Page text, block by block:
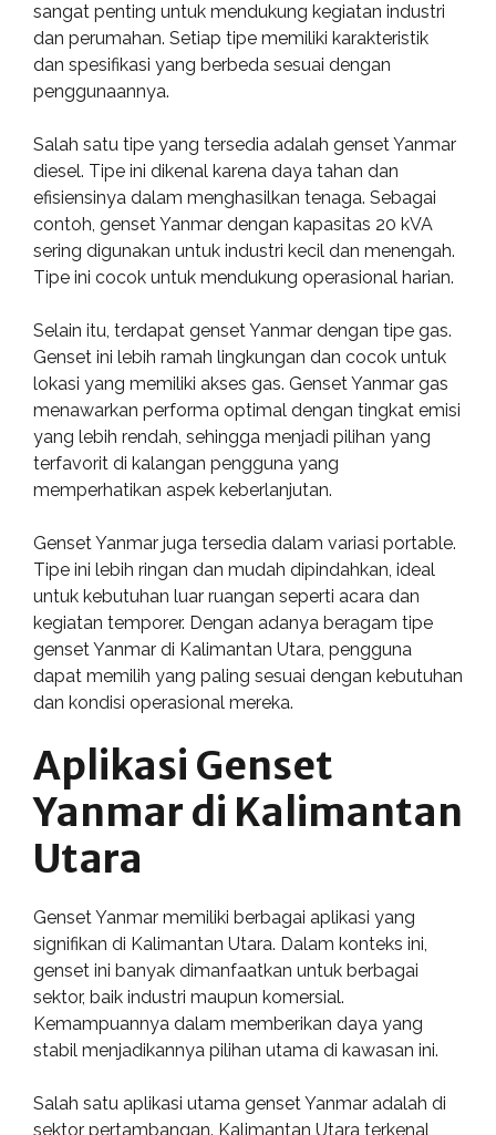
sangat penting untuk mendukung kegiatan industri
dan perumahan. Setiap tipe memiliki karakteristik
dan spesifikasi yang berbeda sesuai dengan
penggunaannya.
Salah satu tipe yang tersedia adalah genset Yanmar
diesel. Tipe ini dikenal karena daya tahan dan
efisiensinya dalam menghasilkan tenaga. Sebagai
contoh, genset Yanmar dengan kapasitas 20 kVA
sering digunakan untuk industri kecil dan menengah.
Tipe ini cocok untuk mendukung operasional harian.
Selain itu, terdapat genset Yanmar dengan tipe gas.
Genset ini lebih ramah lingkungan dan cocok untuk
lokasi yang memiliki akses gas. Genset Yanmar gas
menawarkan performa optimal dengan tingkat emisi
yang lebih rendah, sehingga menjadi pilihan yang
terfavorit di kalangan pengguna yang
memperhatikan aspek keberlanjutan.
Genset Yanmar juga tersedia dalam variasi portable.
Tipe ini lebih ringan dan mudah dipindahkan, ideal
untuk kebutuhan luar ruangan seperti acara dan
kegiatan temporer. Dengan adanya beragam tipe
genset Yanmar di Kalimantan Utara, pengguna
dapat memilih yang paling sesuai dengan kebutuhan
dan kondisi operasional mereka.
Aplikasi Genset
Yanmar di Kalimantan
Utara
Genset Yanmar memiliki berbagai aplikasi yang
signifikan di Kalimantan Utara. Dalam konteks ini,
genset ini banyak dimanfaatkan untuk berbagai
sektor, baik industri maupun komersial.
Kemampuannya dalam memberikan daya yang
stabil menjadikannya pilihan utama di kawasan ini.
Salah satu aplikasi utama genset Yanmar adalah di
sektor pertambangan. Kalimantan Utara terkenal